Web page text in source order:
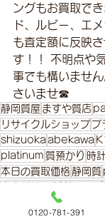
ングもお買取で
ド、ルビー、エ
も査定額に反映
す！！ 不明点や
事でも構いませ
さいませ☎
静岡質屋 ますや質店
リサイクルショップ プ
shizuokaabekawa
platinum 質預かり 時計
本日の買取価格 静岡質
0120-781-391